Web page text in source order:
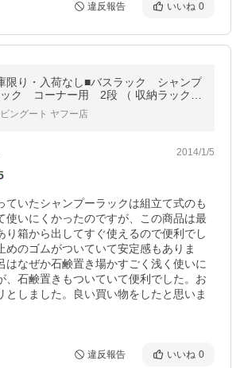
違反報告 いいね 0
限り・入荷なし■バスラック シャンプ
ック コーナー用 2段 （ 収納ラック
ススタンド ワイヤーバスラック バス
）
ビングート ヤフー店
2014/1/5
ていたシャンプーラックは組立て式のも
使いにくかったのですが、この商品は最
り箱から出してすぐ使えるので便利でし
めのゴムがついていて安定感もありま
はなぜか石鹸置き場かすごく浅く使いに
、石鹸置きもついていて便利でした。お
としました。良い買い物をしたと思いま
違反報告 いいね 0